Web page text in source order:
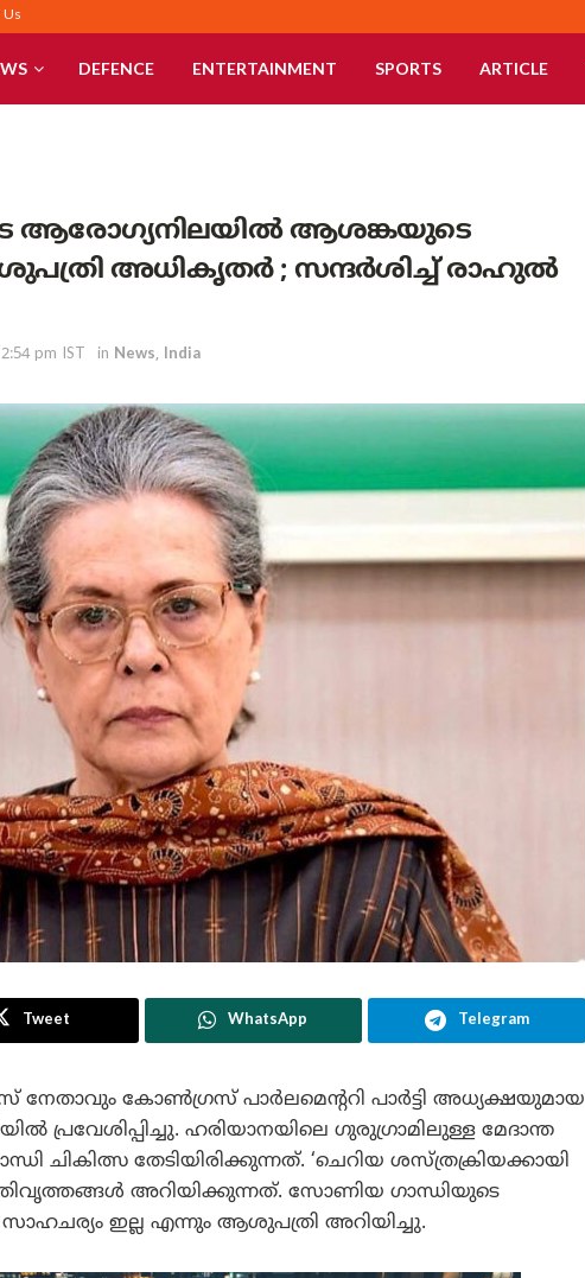
Us
DEFENCE ENTERTAINMENT SPORTS ARTICLE
ആരോഗ്യനിലയിൽ ആശങ്കയുടെ
അധികൃതർ ; സന്ദർശിച്ച് രാഹുൽ
pm IST in News, India
Tweet WhatsApp Telegram
കോൺഗ്രസ് പാർലമെന്ററി പാർട്ടി അധ്യക്ഷയുമായ
ഹരിയാനയിലെ ഗുരുഗ്രാമിലുള്ള മേദാന്ത
ചികിത്സ തേടിയിരിക്കുന്നത്. ‘ചെറിയ ശസ്ത്രക്രിയക്കായി
അറിയിക്കുന്നത്. സോണിയ ഗാന്ധിയുടെ
ഇല്ല എന്നും ആശുപത്രി അറിയിച്ചു.